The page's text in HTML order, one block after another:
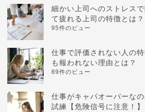
細かい上司へのストレス
て疲れる上司の特徴とは？
95件のビュー
仕事で評価されない人の
も報われない理由とは？
89件のビュー
仕事がキャパオーバーな
試練【危険信号に注意！】